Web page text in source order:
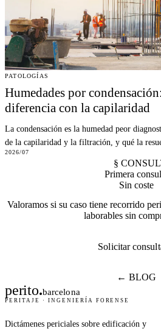
PATOLOGÍAS
Humedades por
diferencia con la capilaridad
La condensación es la humedad peor
de la capilaridad y la filtración, y qué la
2026/07
§
Primera
Sin coste
Valoramos si su caso tiene recorrido
laborables sin
Solicitar
← BLOG
perito.barcelona
PERITAJE · INGENIERÍA FORENSE
Dictámenes periciales sobre edificación y